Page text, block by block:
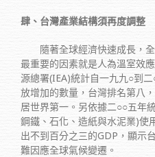
肆、台灣產業結構須再度調整
隨著全球經濟快速成長，全
最重要的因素就是人為溫室效
源總署(IEA)統計自一九九○到
放增加的數量，台灣排名第八
居世界第一。另依據二○○五年
鋼鐵、石化、造紙與水泥業)使
出不到百分之三的GDP，顯示
難因應全球氣候變遷。